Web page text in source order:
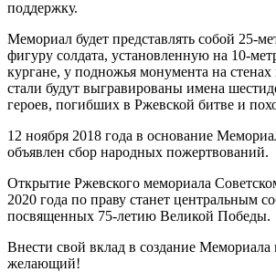
поддержку.
Мемориал будет представлять собой 25-
фигуру солдата, установленную на 10-
кургане, у подножья монумента на стенах
стали будут выгравированы имена
героев, погибших в Ржевской битве и
12 ноября 2018 года в основание
объявлен сбор народных пожертвований.
Открытие Ржевского мемориала
2020 года по праву станет центральным
посвященных 75-летию Великой Победы.
Внести свой вклад в создание
желающий!